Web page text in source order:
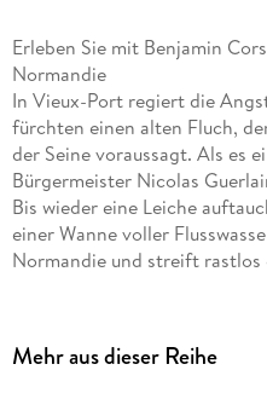
Erleben Sie mit Benjamin
Normandie
In Vieux-Port regiert die
fürchten einen alten Fluch,
der Seine voraussagt. Als es
Bürgermeister Nicolas
Bis wieder eine Leiche
einer Wanne voller
Normandie und streift rastlos
voran bis es beinahe zu spät ist.
Ungekürzte Lesung mit
Mehr aus dieser Reihe